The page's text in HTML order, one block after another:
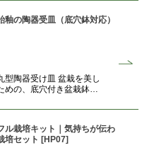
の陶器受皿（底穴鉢対応）
型陶器受け皿 盆栽を美し
めの、底穴付き盆栽鉢…
栽培キット｜気持ちが伝わ
培セット [HP07]